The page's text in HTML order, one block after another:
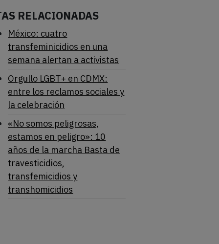
RELACIONADAS
México: cuatro
transfeminicidios en una
semana alertan a activistas
Orgullo LGBT+ en CDMX:
entre los reclamos sociales y
la celebración
«No somos peligrosas,
estamos en peligro»: 10
años de la marcha Basta de
travesticidios,
transfemicidios y
transhomicidios